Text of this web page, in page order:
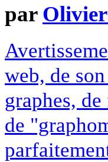
par
web, de
graphes,
de